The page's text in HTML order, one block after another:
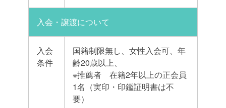
入会・譲渡について
入会
条件
国籍制限無し、女性入会可、年
齢20歳以上、
※推薦者 在籍2年以上の正会員
1名（実印・印鑑証明書は不
要）